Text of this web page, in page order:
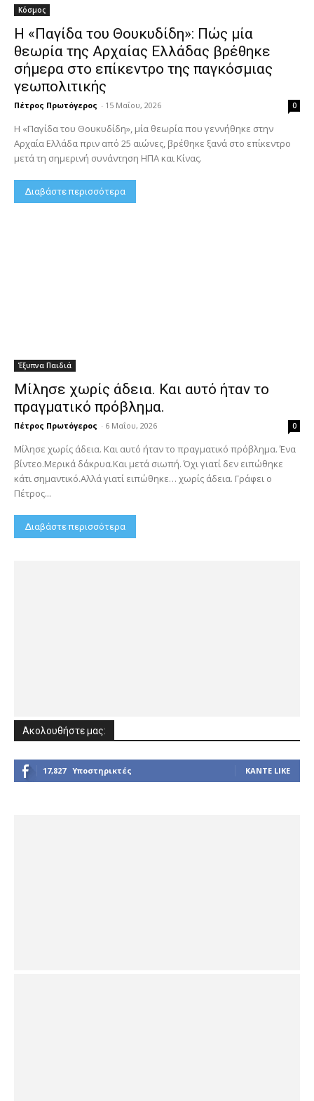
Κόσμος
Η «Παγίδα του Θουκυδίδη»: Πώς μία
θεωρία της Αρχαίας Ελλάδας βρέθηκε
σήμερα στο επίκεντρο της παγκόσμιας
γεωπολιτικής
Πέτρος Πρωτόγερος - 15 Μαΐου, 2026 0
Η «Παγίδα του Θουκυδίδη», μία θεωρία που γεννήθηκε στην
Αρχαία Ελλάδα πριν από 25 αιώνες, βρέθηκε ξανά στο επίκεντρο
μετά τη σημερινή συνάντηση ΗΠΑ και Κίνας.
Διαβάστε περισσότερα
Έξυπνα Παιδιά
Μίλησε χωρίς άδεια. Και αυτό ήταν το
πραγματικό πρόβλημα.
Πέτρος Πρωτόγερος - 6 Μαΐου, 2026 0
Μίλησε χωρίς άδεια. Και αυτό ήταν το πραγματικό πρόβλημα. Ένα
βίντεο.Μερικά δάκρυα.Και μετά σιωπή. Όχι γιατί δεν ειπώθηκε
κάτι σημαντικό.Αλλά γιατί ειπώθηκε… χωρίς άδεια. Γράφει ο
Πέτρος...
Διαβάστε περισσότερα
Ακολουθήστε μας:
17,827 Υποστηρικτές ΚΆΝΤΕ LIKE